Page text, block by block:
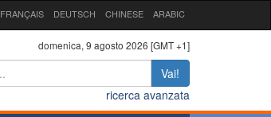
FRANÇAIS DEUTSCH CHINESE ARABIC
domenica, 9 agosto 2026 [GMT +1]
Vai!
ricerca avanzata